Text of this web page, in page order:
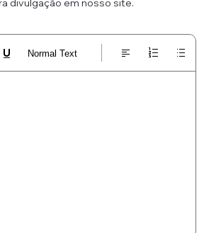
divulgação em nosso site.
Normal Text